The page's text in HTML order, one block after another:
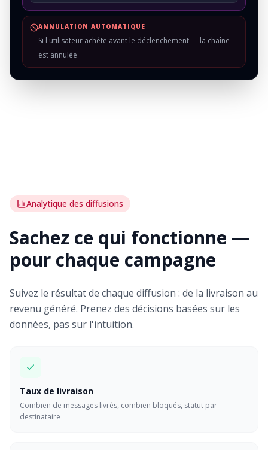
ANNULATION AUTOMATIQUE
Si l'utilisateur achète avant le déclenchement — la chaîne
est annulée
Analytique des diffusions
Sachez ce qui fonctionne —
pour chaque campagne
Suivez le résultat de chaque diffusion : de la livraison au
revenu généré. Prenez des décisions basées sur les
données, pas sur l'intuition.
Taux de livraison
Combien de messages livrés, combien bloqués, statut par
destinataire